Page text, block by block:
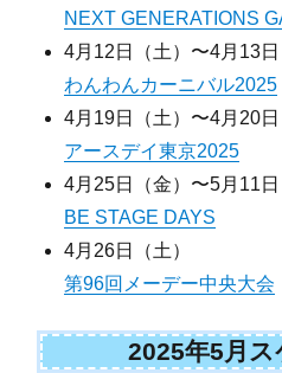
NEXT GENERATIONS
4月12日（土）〜4月13日
わんわんカーニバル2025
4月19日（土）〜4月20日
アースデイ東京2025
4月25日（金）〜5月11日
BE STAGE DAYS
4月26日（土）
第96回メーデー中央大会
2025年5月